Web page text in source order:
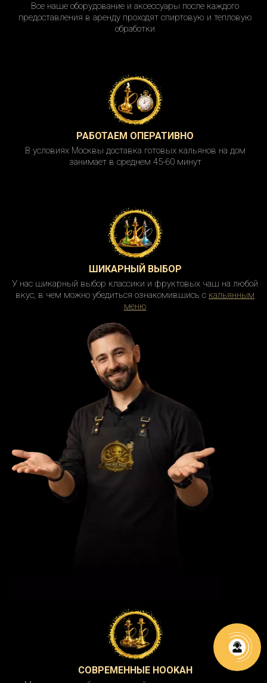
Все наше оборудование и аксессуары после каждого
предоставления в аренду проходят спиртовую и тепловую
обработки
РАБОТАЕМ ОПЕРАТИВНО
В условиях Москвы доставка готовых кальянов на дом
занимает в среднем 45-60 минут
ШИКАРНЫЙ ВЫБОР
У нас шикарный выбор классики и фруктовых чаш на любой
вкус, в чем можно убедиться ознакомившись с кальянным
меню
СОВРЕМЕННЫЕ HOOKAH